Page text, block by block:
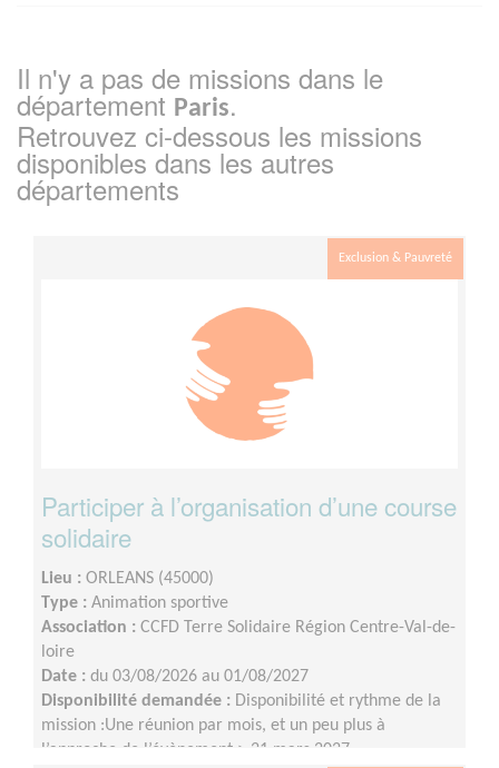
Il n'y a pas de missions dans le
département Paris.
Retrouvez ci-dessous les missions
disponibles dans les autres
départements
Exclusion & Pauvreté
Participer à l’organisation d’une course
solidaire
Lieu : ORLEANS (45000)
Type : Animation sportive
Association : CCFD Terre Solidaire Région Centre-Val-de-
loire
Date : du 03/08/2026 au 01/08/2027
Disponibilité demandée : Disponibilité et rythme de la
mission :Une réunion par mois, et un peu plus à
l’approche de l’évènement > 21 mars 2027